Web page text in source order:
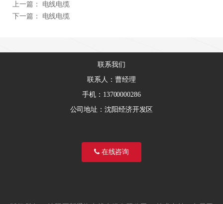
上一篇： 电线电缆
下一篇： 电线电缆
联系我们
联系人：曹经理
手机：13700000286
公司地址：沈阳经济开发区
在线咨询